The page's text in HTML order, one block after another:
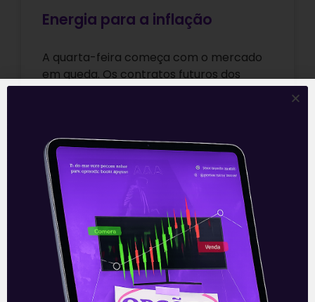
Energia para a inflação
A quarta-feira começa com o mercado
em queda. Os contratos futuros dos
principais índices, o Dow Jones e o S&P
Leia mais
06/10/2021
E EU COM ISSO